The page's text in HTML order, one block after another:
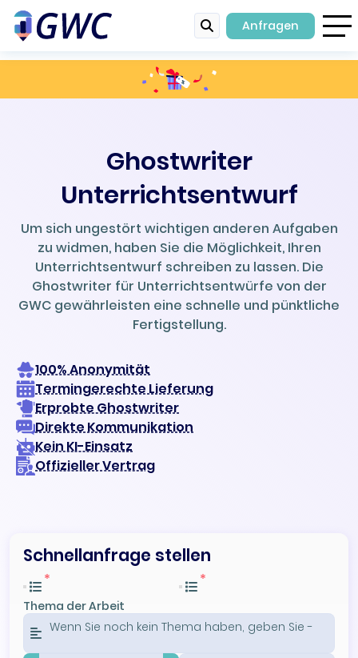
Anfragen
Ghostwriter
Unterrichtsentwurf
Um sich ungestört wichtigen anderen Aufgaben
zu widmen, haben Sie die Möglichkeit, Ihren
Unterrichtsentwurf schreiben zu lassen. Die
Ghostwriter für Unterrichtsentwürfe von der
GWC gewährleisten eine schnelle und pünktliche
Fertigstellung.
100% Anonymität
Termingerechte Lieferung
Erprobte Ghostwriter
Direkte Kommunikation
Kein KI-Einsatz
Offizieller Vertrag
Schnellanfrage stellen
Thema der Arbeit